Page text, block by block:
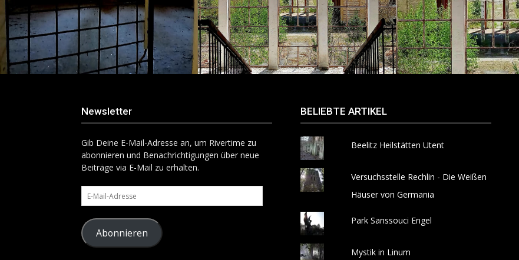
Newsletter
Gib Deine E-Mail-Adresse an, um Rivertime zu
abonnieren und Benachrichtigungen über neue
Beiträge via E-Mail zu erhalten.
E-
Mail-
Adresse
Abonnieren
BELIEBTE ARTIKEL
Beelitz Heilstätten Utent
Versuchsstelle Rechlin - Die Weißen
Häuser von Germania
Park Sanssouci Engel
Mystik in Linum